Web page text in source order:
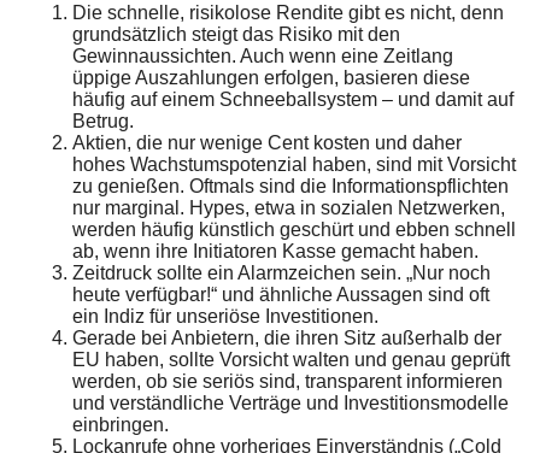
Die schnelle, risikolose Rendite gibt es nicht, denn
grundsätzlich steigt das Risiko mit den
Gewinnaussichten. Auch wenn eine Zeitlang
üppige Auszahlungen erfolgen, basieren diese
häufig auf einem Schneeballsystem – und damit auf
Betrug.
Aktien, die nur wenige Cent kosten und daher
hohes Wachstumspotenzial haben, sind mit Vorsicht
zu genießen. Oftmals sind die Informationspflichten
nur marginal. Hypes, etwa in sozialen Netzwerken,
werden häufig künstlich geschürt und ebben schnell
ab, wenn ihre Initiatoren Kasse gemacht haben.
Zeitdruck sollte ein Alarmzeichen sein. „Nur noch
heute verfügbar!“ und ähnliche Aussagen sind oft
ein Indiz für unseriöse Investitionen.
Gerade bei Anbietern, die ihren Sitz außerhalb der
EU haben, sollte Vorsicht walten und genau geprüft
werden, ob sie seriös sind, transparent informieren
und verständliche Verträge und Investitionsmodelle
einbringen.
Lockanrufe ohne vorheriges Einverständnis („Cold